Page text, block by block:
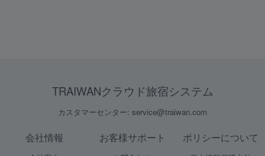
TRAIWANクラウド旅宿システム
カスタマーセンター: service@traiwan.com
会社情報 お客様サポート ポリシーについて